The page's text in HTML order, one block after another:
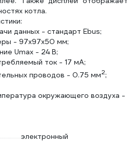
котла.
данных - стандарт Ebus;
- 97х97х50 мм;
Umax - 24 В;
ток - 17 мА;
проводов - 0.75 мм2;
окружающего воздуха -
электронный